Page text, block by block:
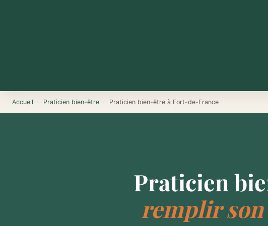
Accueil Praticien bien-être Praticien bien-être à Fort-de-France
Praticien
remplir